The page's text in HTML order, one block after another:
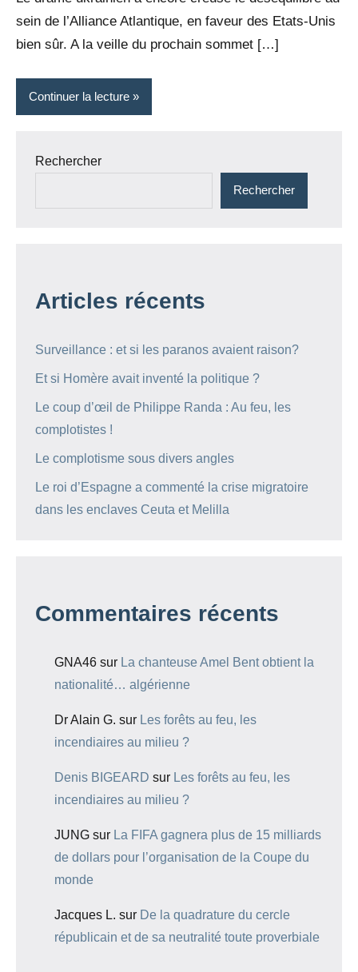
sein de l’Alliance Atlantique, en faveur des Etats-Unis
bien sûr. A la veille du prochain sommet […]
Continuer la lecture
Rechercher
Rechercher
Articles récents
Surveillance : et si les paranos avaient raison?
Et si Homère avait inventé la politique ?
Le coup d’œil de Philippe Randa : Au feu, les
complotistes !
Le complotisme sous divers angles
Le roi d’Espagne a commenté la crise migratoire
dans les enclaves Ceuta et Melilla
Commentaires récents
GNA46 sur La chanteuse Amel Bent obtient la
nationalité… algérienne
Dr Alain G. sur Les forêts au feu, les
incendiaires au milieu ?
Denis BIGEARD sur Les forêts au feu, les
incendiaires au milieu ?
JUNG sur La FIFA gagnera plus de 15 milliards
de dollars pour l’organisation de la Coupe du
monde
Jacques L. sur De la quadrature du cercle
républicain et de sa neutralité toute proverbiale